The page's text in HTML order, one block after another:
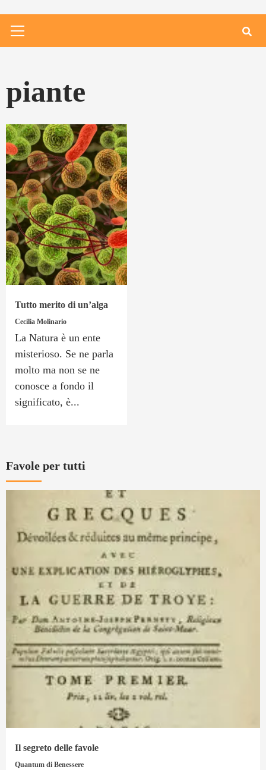
Menu
piante
Tutto merito di un’alga
Cecilia Molinario
La Natura è un ente
misterioso. Se ne parla
molto ma non se ne
conosce a fondo il
significato, è...
Favole per tutti
Il segreto delle favole
Quantum di Benessere